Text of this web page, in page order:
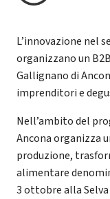
L’innovazione nel
organizzano un
Gallignano di
imprenditori e
Nell’ambito del
Ancona organizza
produzione,
alimentare
3 ottobre alla